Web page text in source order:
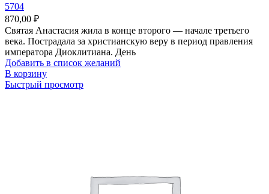
5704
870,00 ₽
Святая Анастасия жила в конце второго — начале третьего
века. Пострадала за христианскую веру в период правления
императора Диоклитиана. День
Добавить в список желаний
В корзину
Быстрый просмотр